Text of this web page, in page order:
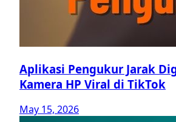
Aplikasi Pengukur Jarak
Kamera HP Viral di TikTok
May 15, 2026